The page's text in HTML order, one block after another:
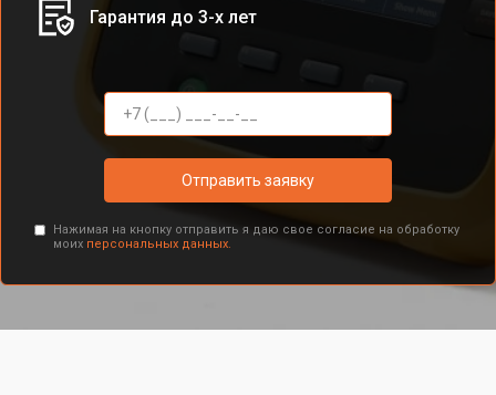
Гарантия до 3-х лет
Отправить заявку
Нажимая на кнопку отправить я даю свое согласие на обработку
моих персональных данных.